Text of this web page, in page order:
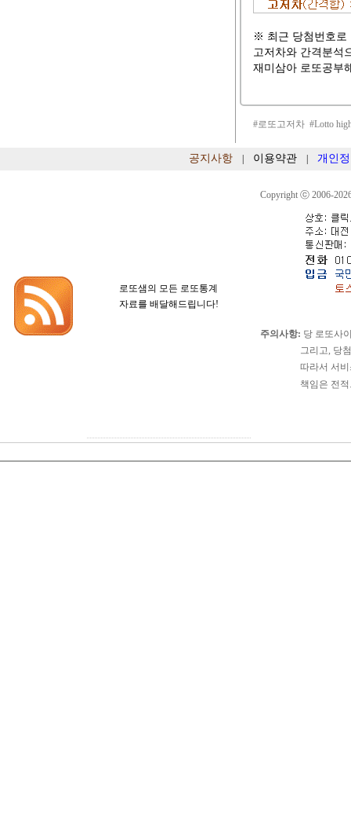
※ 최근 당첨번호로
고저차와 간격분석
재미삼아 로또공부
#로또고저차 #Lotto
공지사항 이용약관 개인
로또샘의 모든 로또통계
자료를 배달해드립니다!
Copyright ⓒ 2006-
주의사항: 당 로또사
그리고, 당첨확정
따라서 서비스 이
책임은 전적으로